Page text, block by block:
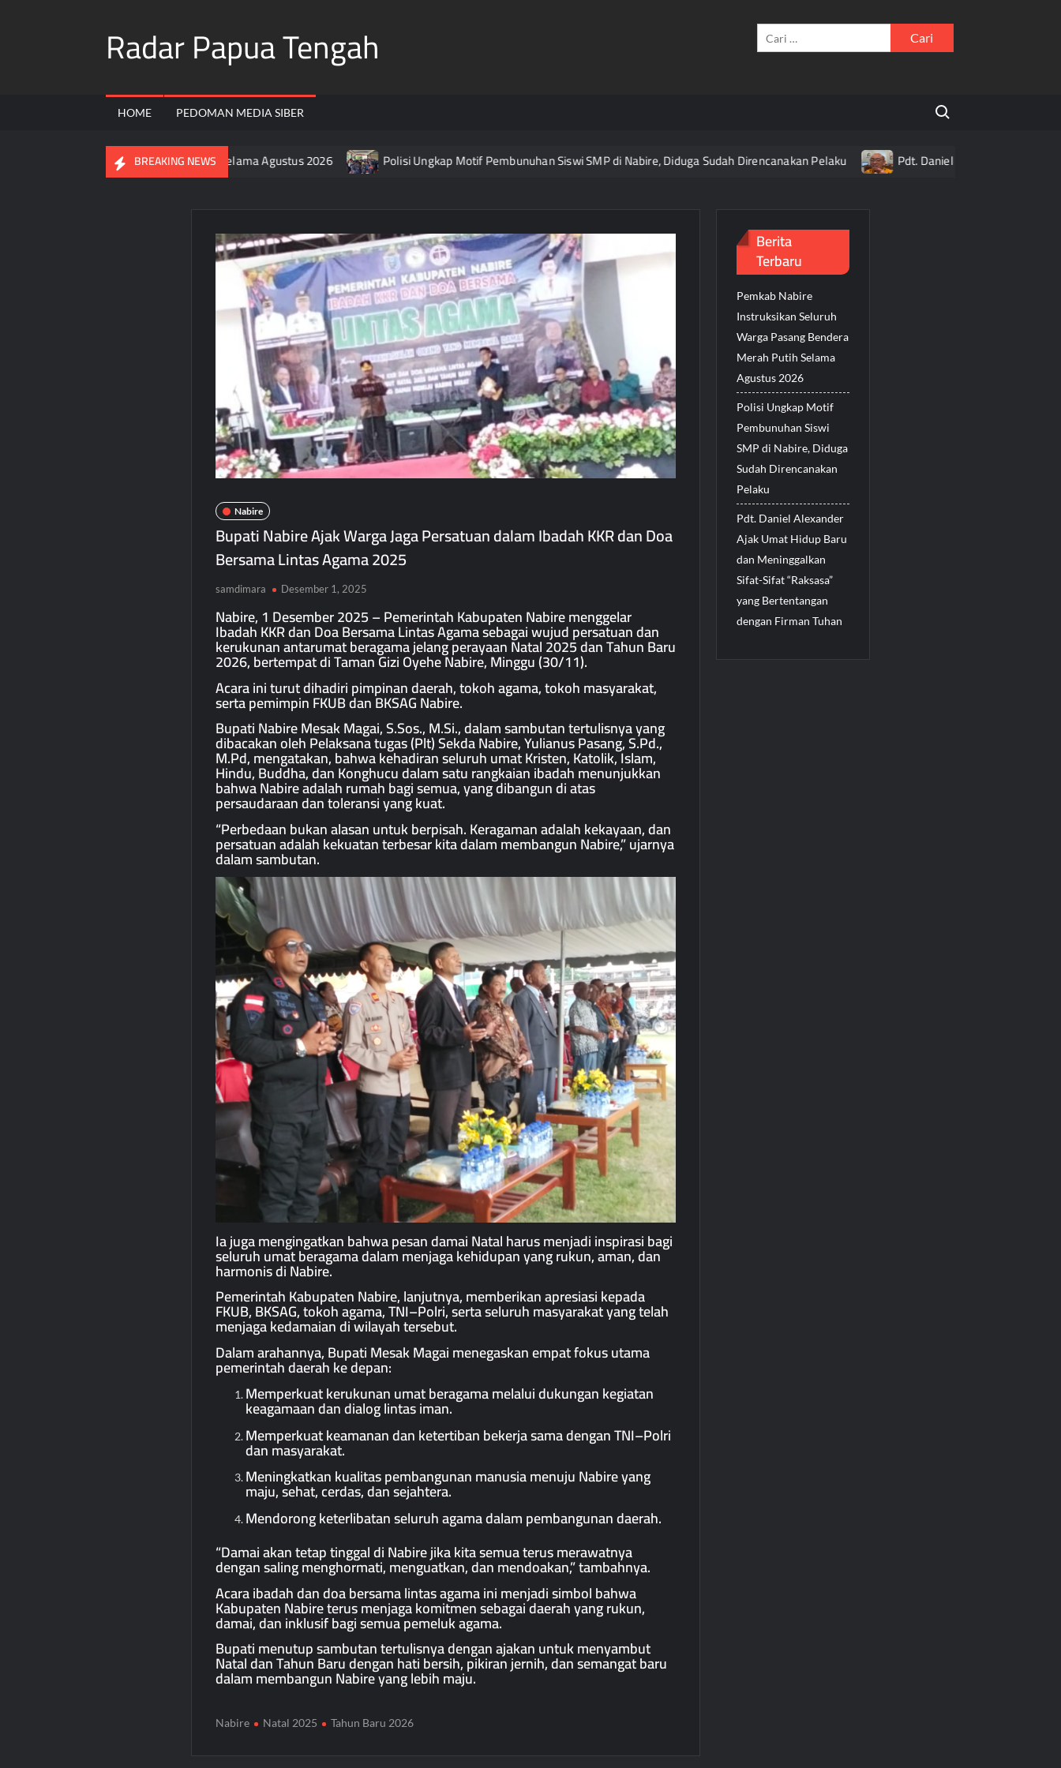
Radar Papua Tengah
untuk:
HOME PEDOMAN MEDIA SIBER
Search for:
BREAKING NEWS
Pasang Bendera Merah Putih Selama Agustus 2026 Polisi Ungkap Motif Pembunuhan Siswi SMP di Nabire, Diduga Sudah Direncanakan Pelaku Pdt. Daniel Alexander Ajak Umat
Nabire
Bupati Nabire Ajak Warga Jaga Persatuan dalam Ibadah KKR dan Doa
Bersama Lintas Agama 2025
samdimara Desember 1, 2025
Nabire, 1 Desember 2025 – Pemerintah Kabupaten Nabire menggelar
Ibadah KKR dan Doa Bersama Lintas Agama sebagai wujud persatuan dan
kerukunan antarumat beragama jelang perayaan Natal 2025 dan Tahun Baru
2026, bertempat di Taman Gizi Oyehe Nabire, Minggu (30/11).
Acara ini turut dihadiri pimpinan daerah, tokoh agama, tokoh masyarakat,
serta pemimpin FKUB dan BKSAG Nabire.
Bupati Nabire Mesak Magai, S.Sos., M.Si., dalam sambutan tertulisnya yang
dibacakan oleh Pelaksana tugas (Plt) Sekda Nabire, Yulianus Pasang, S.Pd.,
M.Pd, mengatakan, bahwa kehadiran seluruh umat Kristen, Katolik, Islam,
Hindu, Buddha, dan Konghucu dalam satu rangkaian ibadah menunjukkan
bahwa Nabire adalah rumah bagi semua, yang dibangun di atas
persaudaraan dan toleransi yang kuat.
“Perbedaan bukan alasan untuk berpisah. Keragaman adalah kekayaan, dan
persatuan adalah kekuatan terbesar kita dalam membangun Nabire,” ujarnya
dalam sambutan.
Ia juga mengingatkan bahwa pesan damai Natal harus menjadi inspirasi bagi
seluruh umat beragama dalam menjaga kehidupan yang rukun, aman, dan
harmonis di Nabire.
Pemerintah Kabupaten Nabire, lanjutnya, memberikan apresiasi kepada
FKUB, BKSAG, tokoh agama, TNI–Polri, serta seluruh masyarakat yang telah
menjaga kedamaian di wilayah tersebut.
Dalam arahannya, Bupati Mesak Magai menegaskan empat fokus utama
pemerintah daerah ke depan:
Memperkuat kerukunan umat beragama melalui dukungan kegiatan
keagamaan dan dialog lintas iman.
Memperkuat keamanan dan ketertiban bekerja sama dengan TNI–Polri
dan masyarakat.
Meningkatkan kualitas pembangunan manusia menuju Nabire yang
maju, sehat, cerdas, dan sejahtera.
Mendorong keterlibatan seluruh agama dalam pembangunan daerah.
“Damai akan tetap tinggal di Nabire jika kita semua terus merawatnya
dengan saling menghormati, menguatkan, dan mendoakan,” tambahnya.
Acara ibadah dan doa bersama lintas agama ini menjadi simbol bahwa
Kabupaten Nabire terus menjaga komitmen sebagai daerah yang rukun,
damai, dan inklusif bagi semua pemeluk agama.
Bupati menutup sambutan tertulisnya dengan ajakan untuk menyambut
Natal dan Tahun Baru dengan hati bersih, pikiran jernih, dan semangat baru
dalam membangun Nabire yang lebih maju.
Nabire Natal 2025 Tahun Baru 2026
Berita
Terbaru
Pemkab Nabire
Instruksikan Seluruh
Warga Pasang Bendera
Merah Putih Selama
Agustus 2026
Polisi Ungkap Motif
Pembunuhan Siswi
SMP di Nabire, Diduga
Sudah Direncanakan
Pelaku
Pdt. Daniel Alexander
Ajak Umat Hidup Baru
dan Meninggalkan
Sifat-Sifat “Raksasa”
yang Bertentangan
dengan Firman Tuhan